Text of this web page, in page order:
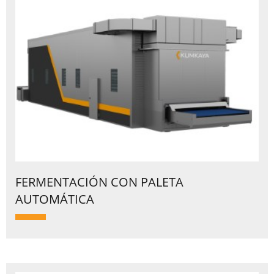
FERMENTACIÓN CON PALETA
AUTOMÁTICA